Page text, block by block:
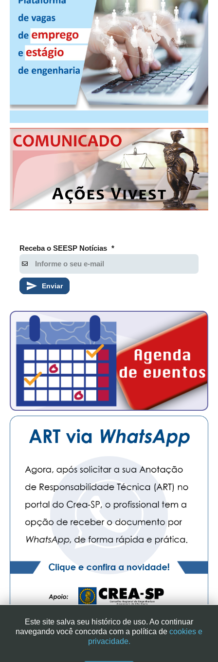
ACORDOS, CONVENÇÕES E DISSÍDIOS
CONTRIBUIÇÕES
CONTRIBUIÇÃO ASSISTENCIAL
CONTRIBUIÇÃO ASSOCIATIVA OU ANUIDADE DE SÓCIO
CONTRIBUIÇÃO SINDICAL URBANA
REVISÃO DE APOSENTADORIA
FGTS EXPURGOS
FGTS CORREÇÃO
LEGISLAÇÃO
LEI 4.950-A/1966 – PISO SALARIAL
LEI 5.194/1966 – REGULAMENTAÇÃO DA PROFISSÃO
RES 1.002/2002 – CÓDIGO DE ÉTICA
HOMOLOGAÇÕES
PISO SALARIAL
OPORTUNIDADES
APRESENTAÇÃO
EMPREGO E ESTÁGIO
CARREIRA
AUTÔNOMOS E SERVIÇOS
GUIA DAS ENGENHARIAS
CURSOS
ENGENHEIRO EMPREENDEDOR
SEESP EDUCAÇÃO
PLATAFORMAS GRATUITAS
BENEFÍCIOS
PLANO DE SAÚDE
Receba o SEESP Notícias *
Enviar
SINDICATO DOS ENGENHEIROS NO ESTADO DE SÃO PAULO
Este site salva seu histórico de uso. Ao continuar
navegando você concorda com a política de cookies e
privacidade.